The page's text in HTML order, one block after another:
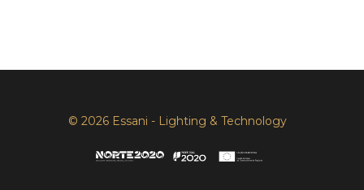
© 2026 Essani - Lighting & Technology